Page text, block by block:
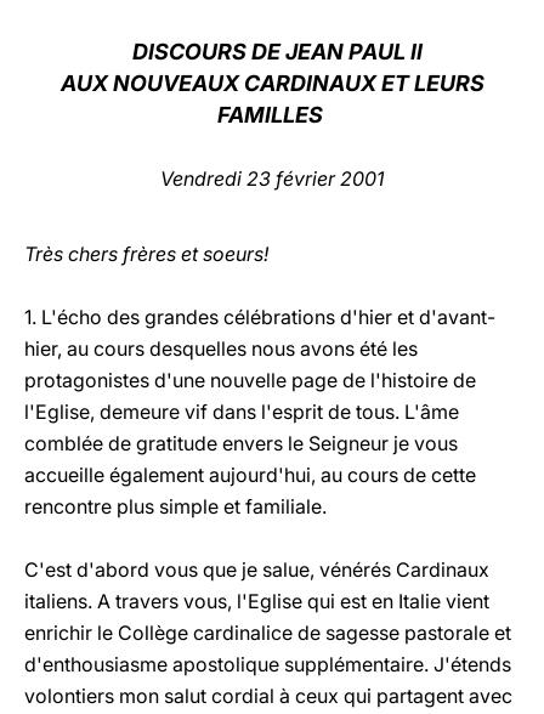
DISCOURS DE JEAN PAUL II
AUX NOUVEAUX CARDINAUX ET LEURS
FAMILLES
Vendredi 23 février 2001
Très chers frères et soeurs!
1. L'écho des grandes célébrations d'hier et d'avant-
hier, au cours desquelles nous avons été les
protagonistes d'une nouvelle page de l'histoire de
l'Eglise, demeure vif dans l'esprit de tous. L'âme
comblée de gratitude envers le Seigneur je vous
accueille également aujourd'hui, au cours de cette
rencontre plus simple et familiale.
C'est d'abord vous que je salue, vénérés Cardinaux
italiens. A travers vous, l'Eglise qui est en Italie vient
enrichir le Collège cardinalice de sagesse pastorale et
d'enthousiasme apostolique supplémentaire. J'étends
volontiers mon salut cordial à ceux qui partagent avec